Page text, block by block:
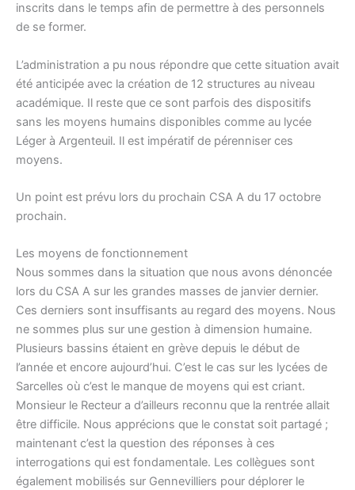
inscrits dans le temps afin de permettre à des personnels
de se former.
L’administration a pu nous répondre que cette situation avait
été anticipée avec la création de 12 structures au niveau
académique. Il reste que ce sont parfois des dispositifs
sans les moyens humains disponibles comme au lycée
Léger à Argenteuil. Il est impératif de pérenniser ces
moyens.
Un point est prévu lors du prochain CSA A du 17 octobre
prochain.
Les moyens de fonctionnement
Nous sommes dans la situation que nous avons dénoncée
lors du CSA A sur les grandes masses de janvier dernier.
Ces derniers sont insuffisants au regard des moyens. Nous
ne sommes plus sur une gestion à dimension humaine.
Plusieurs bassins étaient en grève depuis le début de
l’année et encore aujourd’hui. C’est le cas sur les lycées de
Sarcelles où c’est le manque de moyens qui est criant.
Monsieur le Recteur a d’ailleurs reconnu que la rentrée allait
être difficile. Nous apprécions que le constat soit partagé ;
maintenant c’est la question des réponses à ces
interrogations qui est fondamentale. Les collègues sont
également mobilisés sur Gennevilliers pour déplorer le